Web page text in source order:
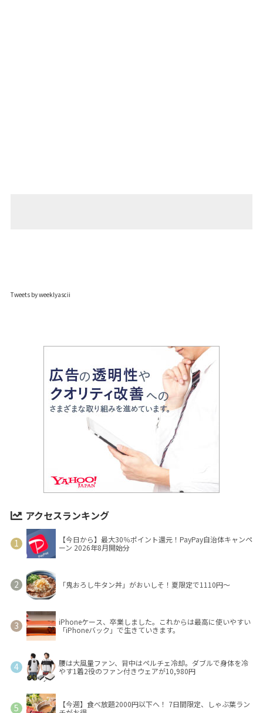
Tweets by weeklyascii
アクセスランキング
【今日から】最大30％ポイント還元！PayPay自治体キャンペ
ーン 2026年8月開始分
「鬼おろし牛タン丼」がおいしそ！夏限定で1110円～
iPhoneケース、卒業しました。これからは最高に使いやすい
「iPhoneバック」で生きていきます。
腰は大風量ファン、背中はペルチェ冷却。ダブルで身体を冷
やす1着2役のファン付きウェアが10,980円
【今週】食べ放題2000円以下へ！ 7日間限定、しゃぶ葉ラン